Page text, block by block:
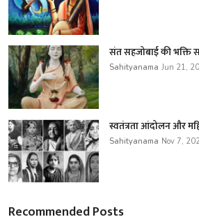
संत सहजोबाई की भक्ति
Sahityanama Jun 21,
स्वतंत्रता आंदोलन और
Sahityanama Nov 7,
Recommended Posts